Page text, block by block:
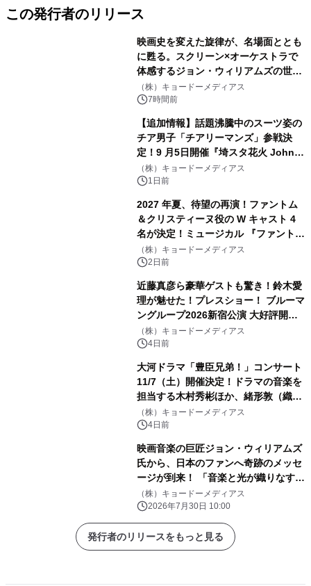
この発行者のリリース
映画史を変えた旋律が、名場面ととも
に甦る。スクリーン×オーケストラで
体感するジョン・ウィリアムズの世
界。ジョン・ウィリアムズ：シネマ・
スペクタキュラー・コンサート 開催決
（株）キョードーメディアス
7時間前
【追加情報】話題沸騰中のスーツ姿の
チア男子「チアリーマンズ」参戦決
定！9 月5日開催『埼スタ花火 John
Williams Fireworks 2026』を大迫力
のパフォーマンスで熱く盛り上げる！
（株）キョードーメディアス
1日前
2027 年夏、待望の再演！ファントム
＆クリスティーヌ役の W キャスト 4
名が決定！ミュージカル 『ファント
ム』
（株）キョードーメディアス
2日前
近藤真彦ら豪華ゲストも驚き！鈴木愛
理が魅せた！プレスショー！ ブルーマ
ングループ2026新宿公演 大好評開催
中！！
（株）キョードーメディアス
4日前
大河ドラマ「豊臣兄弟！」コンサート
11/7（土）開催決定！ドラマの音楽を
担当する木村秀彬ほか、緒形敦（織田
信澄役）、松本怜生（石田三成役）が
ゲスト出演 8 月 5 日（水）10:00 よ
（株）キョードーメディアス
4日前
映画音楽の巨匠ジョン・ウィリアムズ
氏から、日本のファンへ奇跡のメッセ
ージが到来！ 「音楽と光が織りなす素
晴らしい夜に！」9 月 5 日開催の『埼
スタ花火』へ向け、直筆サイン入りレ
ターが公開
（株）キョードーメディアス
2026年7月30日 10:00
発行者のリリースをもっと見る